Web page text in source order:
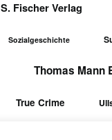
S. Fischer Verlag
Sozialgeschichte
Thomas Mann
True Crime